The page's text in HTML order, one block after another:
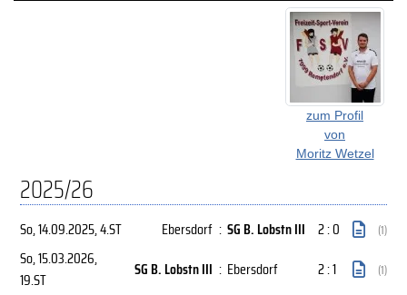
zum Profil
von
Moritz Wetzel
2025/26
So, 14.09.2025, 4.ST Ebersdorf : SG B. Lobstn III 2 : 0 (1)
So, 15.03.2026,
19.ST
SG B. Lobstn III : Ebersdorf 2 : 1 (1)